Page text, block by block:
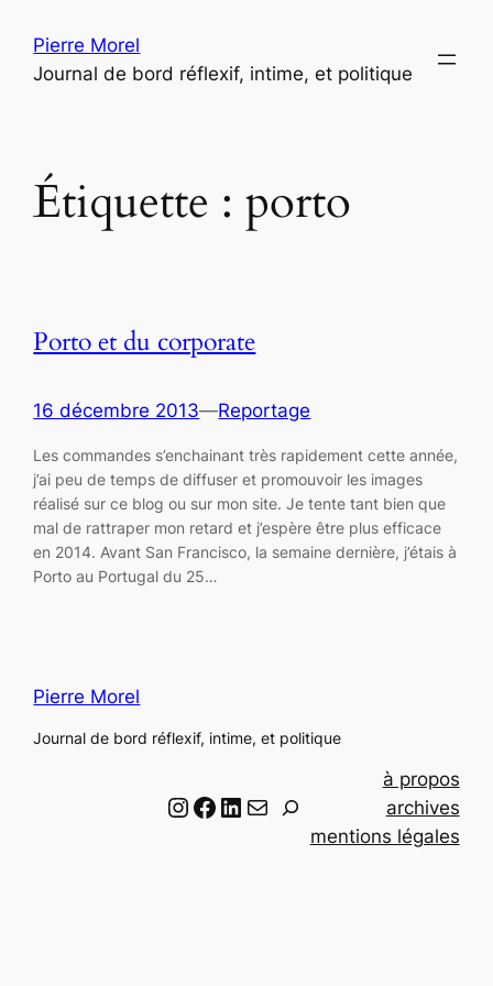
contenu
Pierre Morel
Journal de bord réflexif, intime, et politique
Étiquette :porto
Porto et du corporate
16 décembre 2013—Reportage
Les commandes s’enchainant très rapidement cette année,
j’ai peu de temps de diffuser et promouvoir les images
réalisé sur ce blog ou sur mon site. Je tente tant bien que
mal de rattraper mon retard et j’espère être plus efficace
en 2014. Avant San Francisco, la semaine dernière, j’étais à
Porto au Portugal du 25…
Pierre Morel
Journal de bord réflexif, intime, et politique
Instagram Facebook LinkedIn Email
à propos
archives
mentions légales